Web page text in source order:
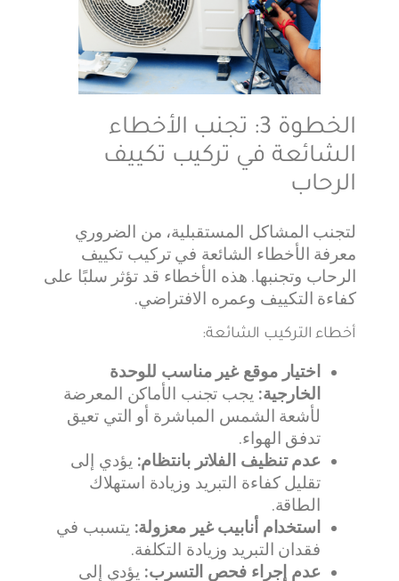
الخطوة 3: تجنب الأخطاء
الشائعة في تركيب تكييف
الرحاب
لتجنب المشاكل المستقبلية، من الضروري
معرفة الأخطاء الشائعة في تركيب تكييف
الرحاب وتجنبها. هذه الأخطاء قد تؤثر سلبًا على
كفاءة التكييف وعمره الافتراضي.
أخطاء التركيب الشائعة:
اختيار موقع غير مناسب للوحدة
الخارجية: يجب تجنب الأماكن المعرضة
لأشعة الشمس المباشرة أو التي تعيق
تدفق الهواء.
عدم تنظيف الفلاتر بانتظام: يؤدي إلى
تقليل كفاءة التبريد وزيادة استهلاك
الطاقة.
استخدام أنابيب غير معزولة: يتسبب في
فقدان التبريد وزيادة التكلفة.
عدم إجراء فحص التسرب: يؤدي إلى